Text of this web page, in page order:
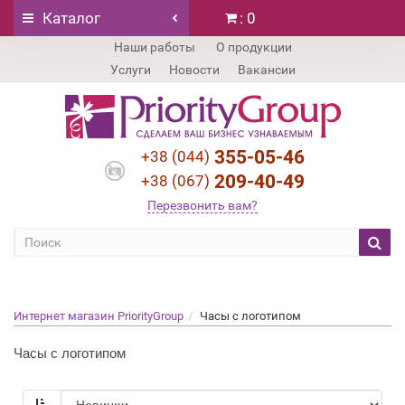
Наши работы
О продукции
Услуги
Новости Вакансии
+38 (044) 355-05-46
+38 (067) 209-40-49
Перезвонить вам?
Каталог : 0
Интернет магазин PriorityGroup Часы с логотипом
Часы с логотипом